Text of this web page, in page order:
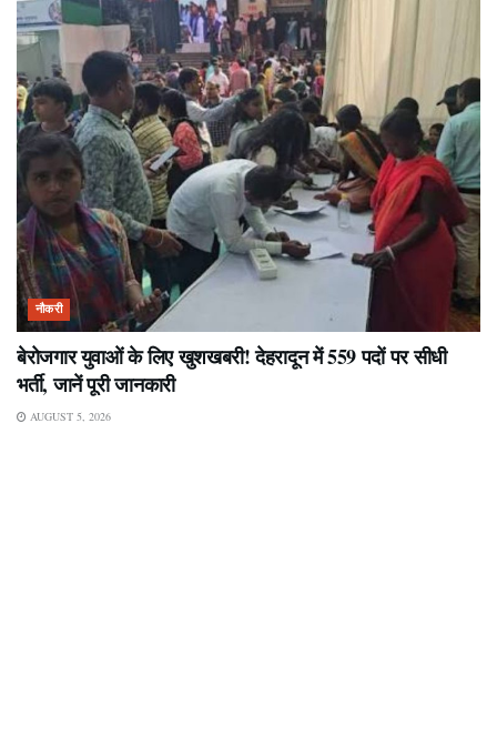
नौकरी
बेरोजगार युवाओं के लिए खुशखबरी! देहरादून में 559 पदों पर सीधी
भर्ती, जानें पूरी जानकारी
AUGUST 5, 2026